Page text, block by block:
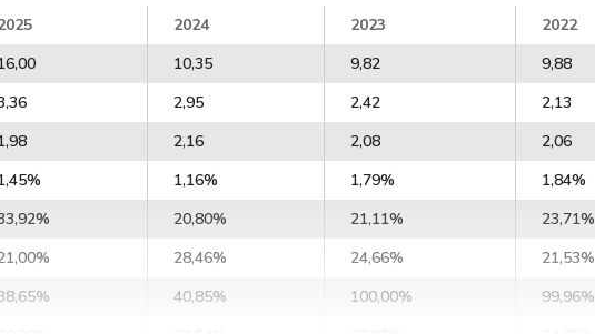
2024 2023 2022
10,35 9,82 9,88
2,95 2,42 2,13
2,16 2,08 2,06
1,16% 1,79% 1,84%
20,80% 21,11% 23,71%
28,46% 24,66% 21,53%
40,85% 100,00% 99,96%